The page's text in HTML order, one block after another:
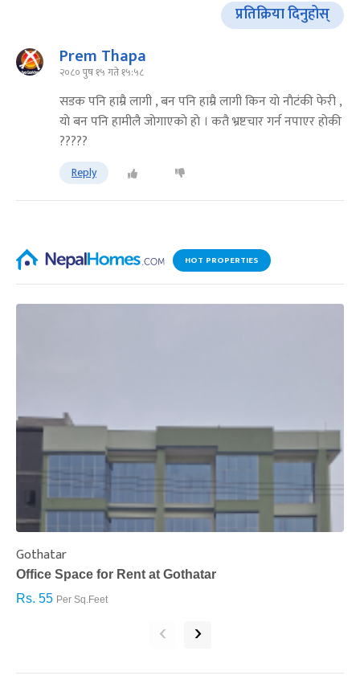
प्रतिक्रिया दिनुहोस्
Prem Thapa
२०८० पुष १५ गते १५:५८
सडक पनि हाम्रै लागी , बन पनि हाम्रै लागी किन याे नाैटंकी फेरी ,
याे बन पनि हामीलै जाेगाएकाे हाे । कतै भ्रष्टचार गर्न नपाएर हाेकी
?????
Reply
HOT PROPERTIES
Gothatar
Office Space for Rent at Gothatar
Rs. 55 Per Sq.Feet
‹ ›